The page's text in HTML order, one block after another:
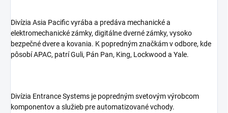
Divízia Asia Pacific vyrába a predáva mechanické a
elektromechanické zámky, digitálne dverné zámky, vysoko
bezpečné dvere a kovania. K popredným značkám v odbore, kde
pôsobí APAC, patrí Guli, Pán Pan, King, Lockwood a Yale.
Divízia Entrance Systems je popredným svetovým výrobcom
komponentov a služieb pre automatizované vchody.